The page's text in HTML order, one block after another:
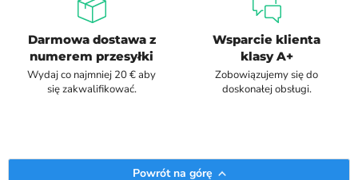
Darmowa dostawa z
numerem przesyłki
Wydaj co najmniej 20 € aby
się zakwalifikować.
Wsparcie klienta
klasy A+
Zobowiązujemy się do
doskonałej obsługi.
Powrót na górę